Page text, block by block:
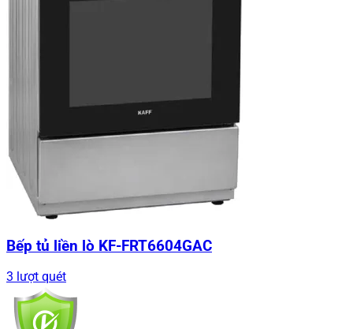
Bếp tủ liền lò KF-FRT6604GAC
3 lượt quét